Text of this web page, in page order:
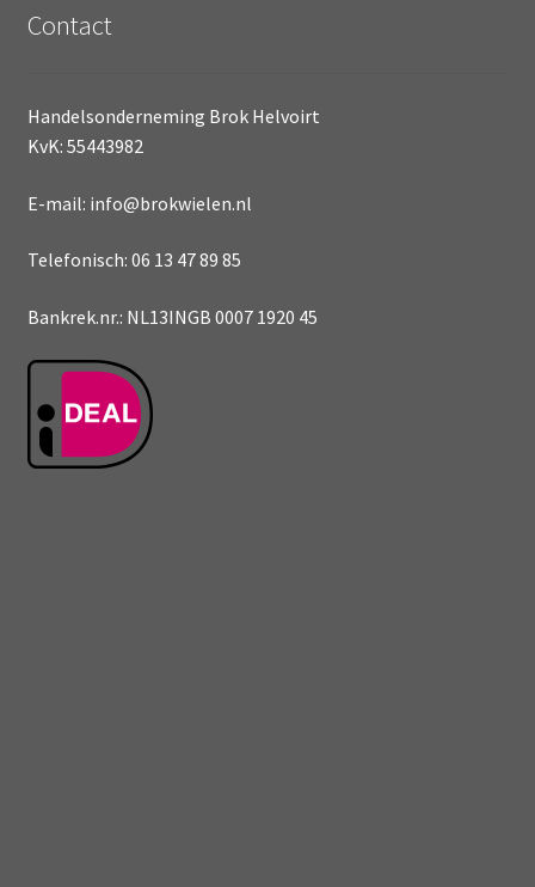
Contact
Handelsonderneming Brok Helvoirt
KvK: 55443982
E-mail: info@brokwielen.nl
Telefonisch: 06 13 47 89 85
Bankrek.nr.: NL13INGB 0007 1920 45